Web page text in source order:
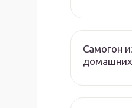
Самогон
домашних